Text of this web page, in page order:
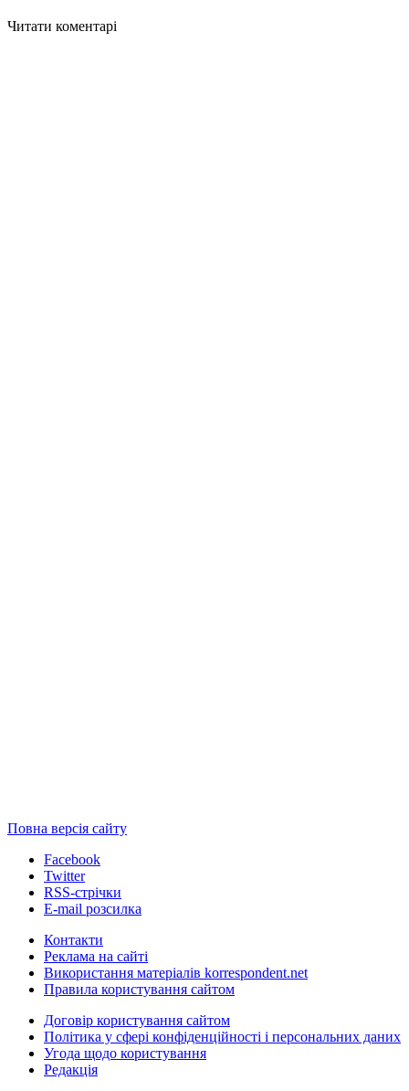
Читати коментарі
Повна версія сайту
Facebook
Twitter
RSS-стрічки
E-mail розсилка
Контакти
Реклама на сайті
Використання матеріалів korrespondent.net
Правила користування сайтом
Договір користування сайтом
Політика у сфері конфіденційності і персональних даних
Угода щодо користування
Редакція